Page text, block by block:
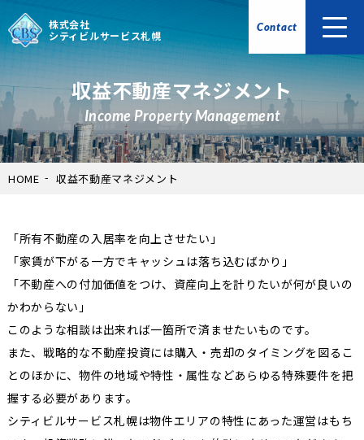
株式会社
シティビルサービス札幌
Contact
収益不動産マネジメント
Income Property Management
HOME 収益不動産マネジメント
「所有不動産の入居率を向上させたい」
「家賃が下がる一方でキャッシュは落ち込むばかり」
「不動産への付加価値をつけ、資産向上を計りたいが何が良いの
かわからない」
このような相談は出来れば一箇所で済ませたいものです。
また、戦略的な不動産投資には購入・売却のタイミングを図るこ
とのほかに、物件の地域や特性・属性などあらゆる特殊要件を把
握する必要があります。
シティビルサービス札幌は物件エリアの特性にあった運営はもち